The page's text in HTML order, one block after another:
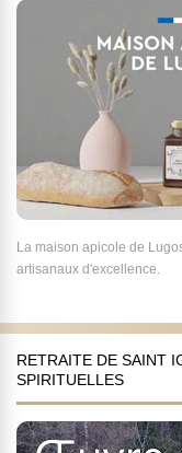
La maison apicole de
artisanaux d'excellence.
RETRAITE DE SAINT
SPIRITUELLES